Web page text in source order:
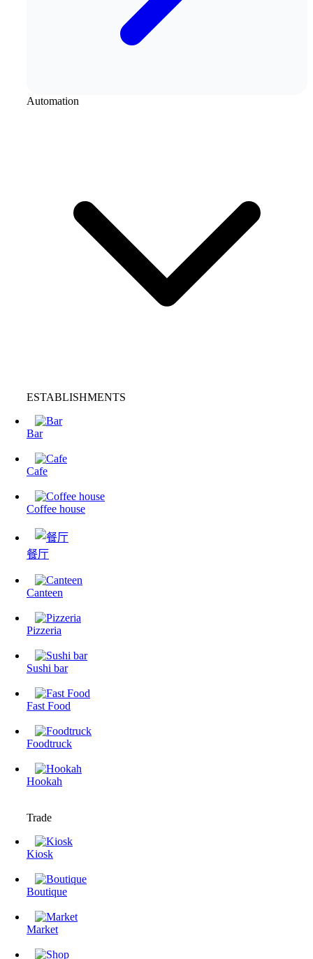
Automation
ESTABLISHMENTS
Bar
Cafe
Coffee house
餐厅
Canteen
Pizzeria
Sushi bar
Fast Food
Foodtruck
Hookah
Trade
Kiosk
Boutique
Market